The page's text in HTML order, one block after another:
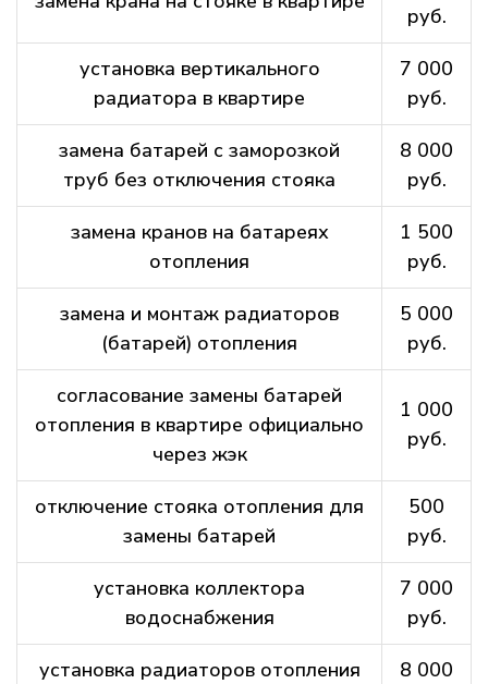
руб.
установка вертикального
радиатора в квартире
7 000
руб.
замена батарей с заморозкой
труб без отключения стояка
8 000
руб.
замена кранов на батареях
отопления
1 500
руб.
замена и монтаж радиаторов
(батарей) отопления
5 000
руб.
согласование замены батарей
отопления в квартире официально
через жэк
1 000
руб.
отключение стояка отопления для
замены батарей
500
руб.
установка коллектора
водоснабжения
7 000
руб.
установка радиаторов отопления
8 000